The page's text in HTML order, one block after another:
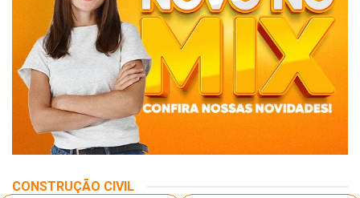
CONSTRUÇÃO CIVIL